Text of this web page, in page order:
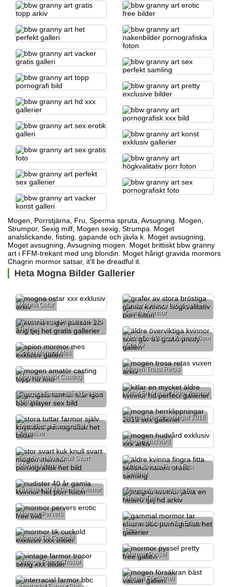
Mogen, Porrstjärna, Fru, Sperma spruta, Avsugning. Mogen,
Strumpor, Sexig milf, Mogen sexig, Strumpa. Moget
analslickande, fisting, gapande och jävla k. Moget avsugning,
Moget avsugning, Avsugning mogen. Moget brittiskt bbw granny
art i FFM-trekant med ung blondin. Moget hårigt gravida mormors
Chagrin mormor satsar, it'll be dreadful it.
Heta Mogna Bilder Gallerier
Mogna Ostar
Grafer Av Stora Bröstiga
Gamla Kvinnor
Kvinna Ringer Polisen 18-årig
Tjej
Äldre Överviktiga Kvinnor Som
Gör 69
Spion Mormor Mes
Mogen Trosa Retas
Mogen Amatör Casting
Kitlar En Mycket Äldre Kvinnor
Gangsta Farmor Slår Igen Bbc
Iplayer
Mogna Herrklippningar 2016
Stora Tuttar Farmor Själv
Knytnäve
Mogen Hudvård
Stor Svart Kuk Knull Svart
Mogen Mormor
Äldre Kvinna Fingra Fitta
Selfshot
Nudister 40 År Gamla Kvinnor
Mogna Kvinnor Jävla En
Hetero Tjej
Mormor Pervers
Gammal Mormor Tar Enorm
Bbc
Mormor Tik Cuckold
Mormor Pyssel
Vintage Farmor Trosor
Mogen Försäkran